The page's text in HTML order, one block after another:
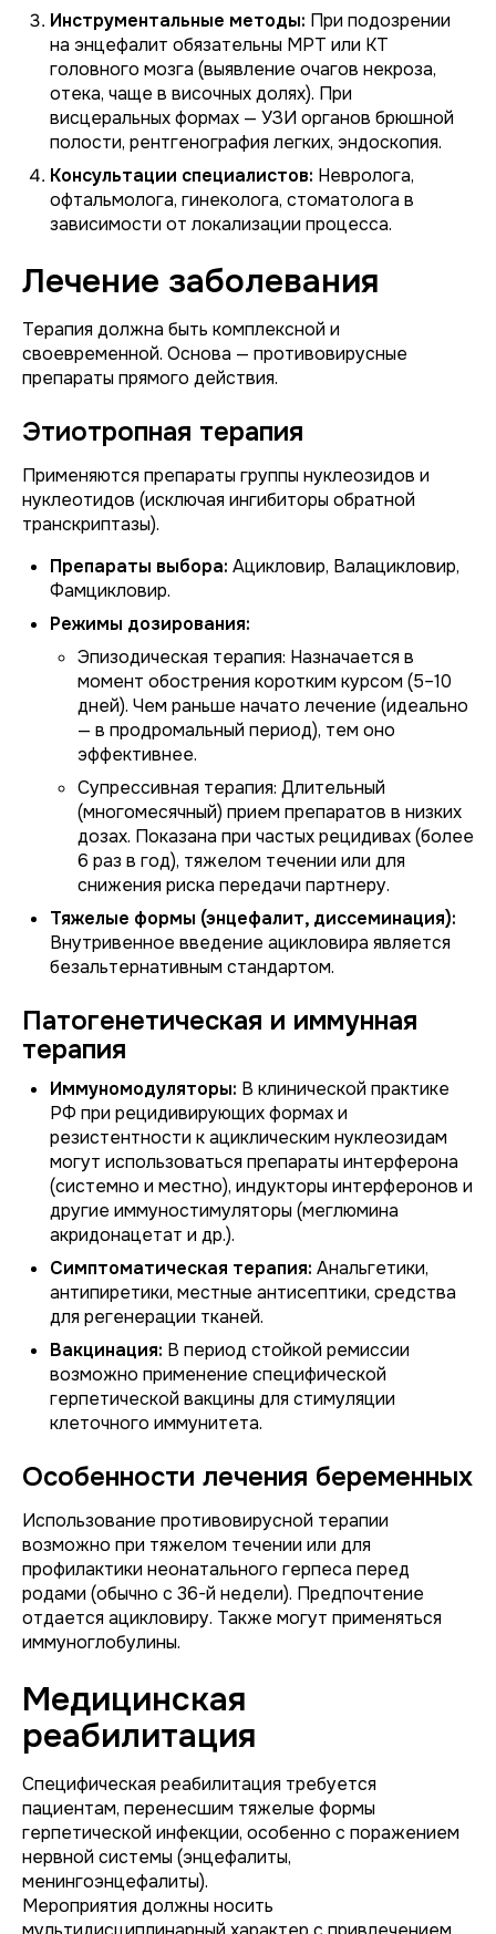
Инструментальные методы: При подозрении
на энцефалит обязательны МРТ или КТ
головного мозга (выявление очагов некроза,
отека, чаще в височных долях). При
висцеральных формах — УЗИ органов брюшной
полости, рентгенография легких, эндоскопия.
Консультации специалистов: Невролога,
офтальмолога, гинеколога, стоматолога в
зависимости от локализации процесса.
Лечение заболевания
Терапия должна быть комплексной и
своевременной. Основа — противовирусные
препараты прямого действия.
Этиотропная терапия
Применяются препараты группы нуклеозидов и
нуклеотидов (исключая ингибиторы обратной
транскриптазы).
Препараты выбора: Ацикловир, Валацикловир,
Фамцикловир.
Режимы дозирования:
Эпизодическая терапия: Назначается в
момент обострения коротким курсом (5–10
дней). Чем раньше начато лечение (идеально
— в продромальный период), тем оно
эффективнее.
Супрессивная терапия: Длительный
(многомесячный) прием препаратов в низких
дозах. Показана при частых рецидивах (более
6 раз в год), тяжелом течении или для
снижения риска передачи партнеру.
Тяжелые формы (энцефалит, диссеминация):
Внутривенное введение ацикловира является
безальтернативным стандартом.
Патогенетическая и иммунная
терапия
Иммуномодуляторы: В клинической практике
РФ при рецидивирующих формах и
резистентности к ациклическим нуклеозидам
могут использоваться препараты интерферона
(системно и местно), индукторы интерферонов и
другие иммуностимуляторы (меглюмина
акридонацетат и др.).
Симптоматическая терапия: Анальгетики,
антипиретики, местные антисептики, средства
для регенерации тканей.
Вакцинация: В период стойкой ремиссии
возможно применение специфической
герпетической вакцины для стимуляции
клеточного иммунитета.
Особенности лечения беременных
Использование противовирусной терапии
возможно при тяжелом течении или для
профилактики неонатального герпеса перед
родами (обычно с 36-й недели). Предпочтение
отдается ацикловиру. Также могут применяться
иммуноглобулины.
Медицинская
реабилитация
Специфическая реабилитация требуется
пациентам, перенесшим тяжелые формы
герпетической инфекции, особенно с поражением
нервной системы (энцефалиты,
менингоэнцефалиты).
Мероприятия должны носить